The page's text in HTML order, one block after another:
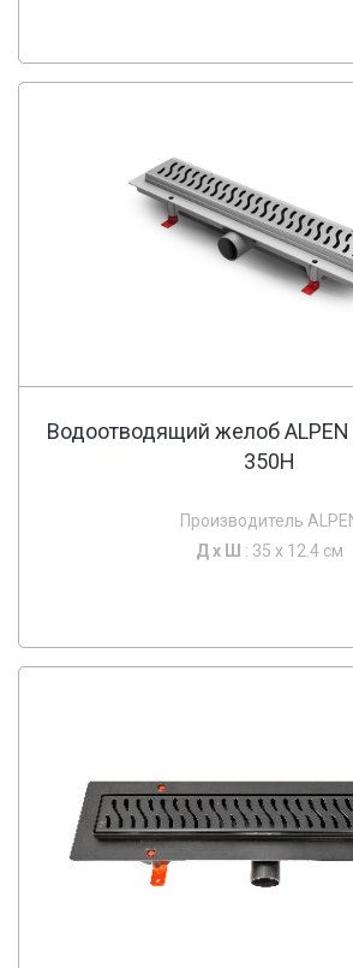
Водоотводящий желоб ALPEN
350H
Производитель
Д х Ш : 35 x 12.4 см